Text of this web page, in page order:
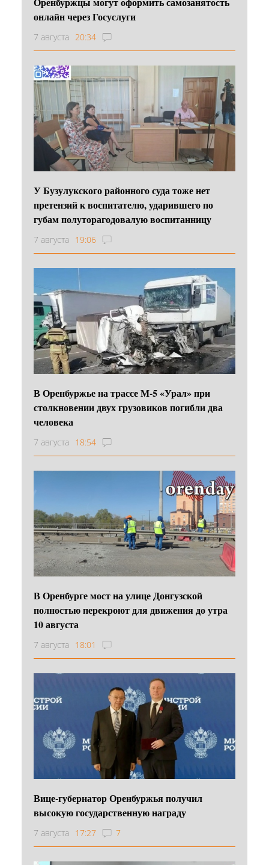
онлайн через Госуслуги
7 августа 20:34
У Бузулукского районного суда тоже нет
претензий к воспитателю, ударившего по
губам полуторагодовалую воспитанницу
7 августа 19:06
В Оренбуржье на трассе М-5 «Урал» при
столкновении двух грузовиков погибли два
человека
7 августа 18:54
В Оренбурге мост на улице Донгузской
полностью перекроют для движения до утра
10 августа
7 августа 18:01
Вице-губернатор Оренбуржья получил
высокую государственную награду
7 августа 17:27 7